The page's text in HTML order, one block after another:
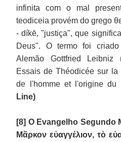
infinita com o mal
teodiceia provém do grego
- díkē, "justiça", que
Deus". O termo foi
Alemão Gottfried Leibniz
Essais de Théodicée sur
de l'homme et l'origine
Line)
[8] O Evangelho Segundo
Μᾶρκον εὐαγγέλιον, τὸ